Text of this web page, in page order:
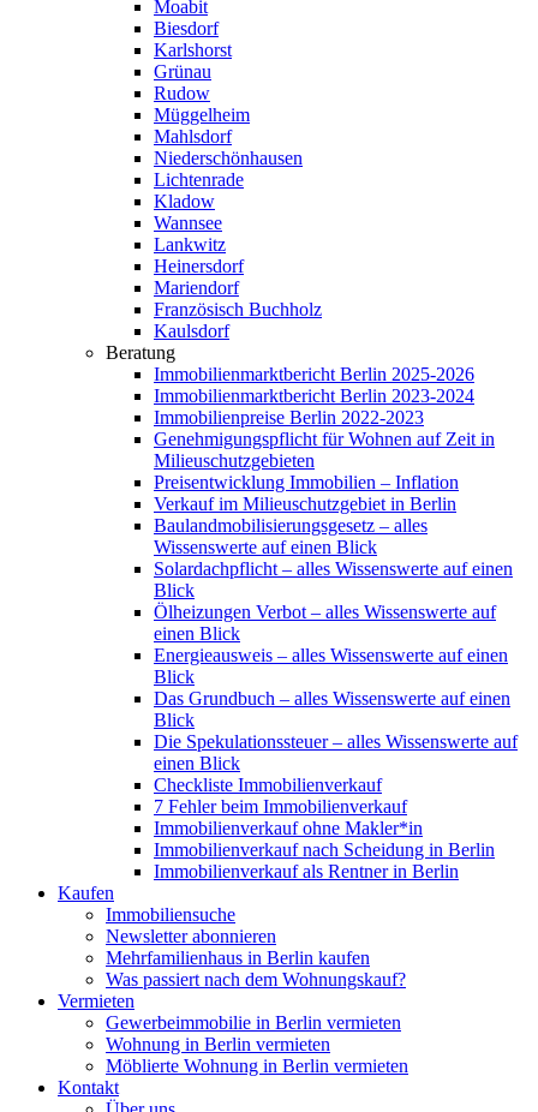
Moabit
Biesdorf
Karlshorst
Grünau
Rudow
Müggelheim
Mahlsdorf
Niederschönhausen
Lichtenrade
Kladow
Wannsee
Lankwitz
Heinersdorf
Mariendorf
Französisch Buchholz
Kaulsdorf
Beratung
Immobilienmarktbericht Berlin 2025-2026
Immobilienmarktbericht Berlin 2023-2024
Immobilienpreise Berlin 2022-2023
Genehmigungspflicht für Wohnen auf Zeit in
Milieuschutzgebieten
Preisentwicklung Immobilien – Inflation
Verkauf im Milieuschutzgebiet in Berlin
Baulandmobilisierungsgesetz – alles
Wissenswerte auf einen Blick
Solardachpflicht – alles Wissenswerte auf einen
Blick
Ölheizungen Verbot – alles Wissenswerte auf
einen Blick
Energieausweis – alles Wissenswerte auf einen
Blick
Das Grundbuch – alles Wissenswerte auf einen
Blick
Die Spekulationssteuer – alles Wissenswerte auf
einen Blick
Checkliste Immobilienverkauf
7 Fehler beim Immobilienverkauf
Immobilienverkauf ohne Makler*in
Immobilienverkauf nach Scheidung in Berlin
Immobilienverkauf als Rentner in Berlin
Kaufen
Immobiliensuche
Newsletter abonnieren
Mehrfamilienhaus in Berlin kaufen
Was passiert nach dem Wohnungskauf?
Vermieten
Gewerbeimmobilie in Berlin vermieten
Wohnung in Berlin vermieten
Möblierte Wohnung in Berlin vermieten
Kontakt